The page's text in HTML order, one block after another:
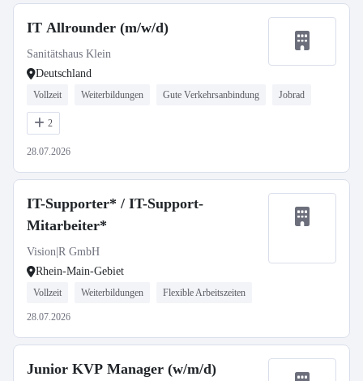
IT Allrounder (m/w/d)
Sanitätshaus Klein
Deutschland
Vollzeit Weiterbildungen Gute Verkehrsanbindung Jobrad
2
28.07.2026
IT-Supporter* / IT-Support-
Mitarbeiter*
Vision|R GmbH
Rhein-Main-Gebiet
Vollzeit Weiterbildungen Flexible Arbeitszeiten
28.07.2026
Junior KVP Manager (w/m/d)